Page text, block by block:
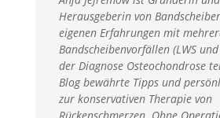
Herausgeberin von
eigenen Erfahrungen mit
Bandscheibenvorfällen (LWS
der Diagnose Osteochondrose
Blog bewährte Tipps und
zur konservativen Therapie von